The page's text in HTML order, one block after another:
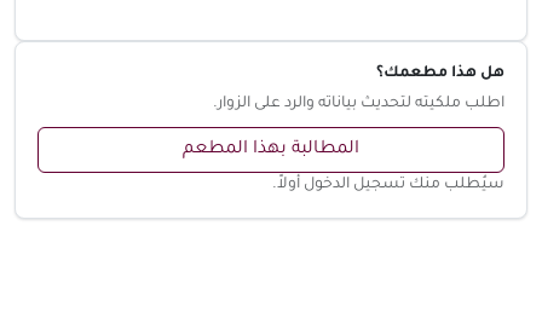
هل هذا مطعمك؟
اطلب ملكيته لتحديث بياناته والرد على الزوار.
المطالبة بهذا المطعم
سيُطلب منك تسجيل الدخول أولاً.